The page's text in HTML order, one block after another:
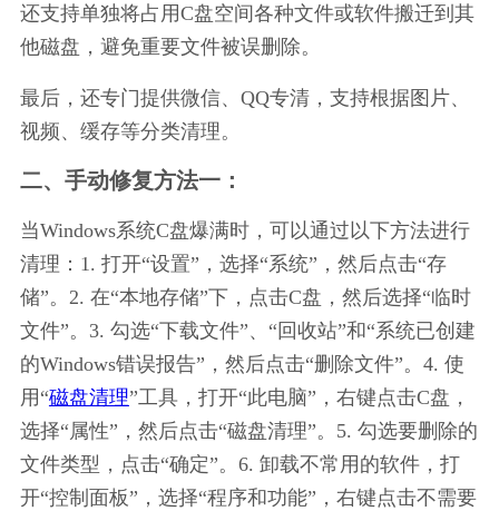
还支持单独将占用C盘空间各种文件或软件搬迁到其
他磁盘，避免重要文件被误删除。
最后，还专门提供微信、QQ专清，支持根据图片、
视频、缓存等分类清理。
二、手动修复方法一：
当Windows系统C盘爆满时，可以通过以下方法进行
清理：1. 打开“设置”，选择“系统”，然后点击“存
储”。2. 在“本地存储”下，点击C盘，然后选择“临时
文件”。3. 勾选“下载文件”、“回收站”和“系统已创建
的Windows错误报告”，然后点击“删除文件”。4. 使
用“磁盘清理”工具，打开“此电脑”，右键点击C盘，
选择“属性”，然后点击“磁盘清理”。5. 勾选要删除的
文件类型，点击“确定”。6. 卸载不常用的软件，打
开“控制面板”，选择“程序和功能”，右键点击不需要